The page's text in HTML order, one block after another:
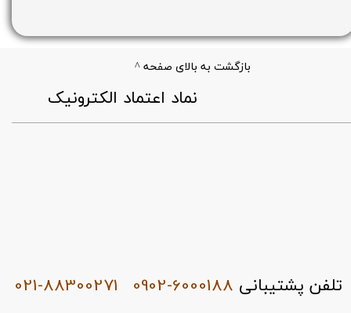
0902-6000188
بازگشت به بالای صفحه ^
021-88300271
​نماد اعتماد الکترونیک